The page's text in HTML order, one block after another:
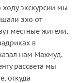
экскурсии мы
эхо от
местные жители,
в
нам Махмуд.
рассвета мы
откуда